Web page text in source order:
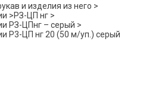
и изделия из него >
>РЗ-ЦП нг >
РЗ-ЦПнг – серый >
Р3-ЦП нг 20 (50 м/уп.) серый